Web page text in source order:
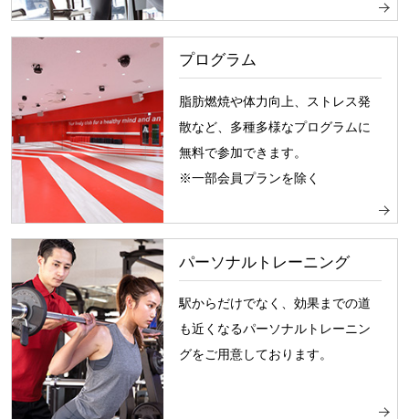
プログラム
脂肪燃焼や体力向上、ストレス発
散など、多種多様なプログラムに
無料で参加できます。
※一部会員プランを除く
パーソナルトレーニング
駅からだけでなく、効果までの道
も近くなるパーソナルトレーニン
グをご用意しております。